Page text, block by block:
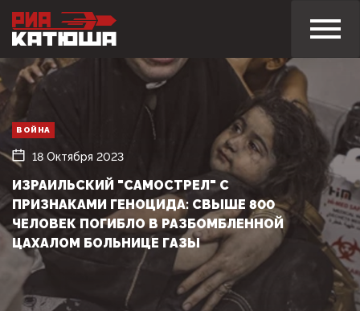
ВОЙНА
18 Октября 2023
ИЗРАИЛЬСКИЙ "САМОСТРЕЛ" С
ПРИЗНАКАМИ ГЕНОЦИДА: СВЫШЕ 800
ЧЕЛОВЕК ПОГИБЛО В РАЗБОМБЛЕННОЙ
ЦАХАЛОМ БОЛЬНИЦЕ ГАЗЫ